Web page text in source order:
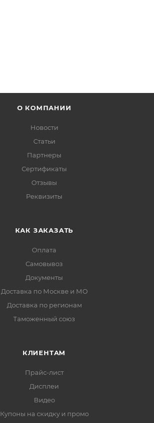
О КОМПАНИИ
Новости
Статьи
Партнеры
Сертификаты
Отзывы
Реквизиты
КАК ЗАКАЗАТЬ
Оплата
Самовывоз
Документы
Доставка по Москве и МО
Доставка по регионам
Таможенный союз
КЛИЕНТАМ
Прайс-лист
Дисплеи
Видео
Купоны на скидку и промо